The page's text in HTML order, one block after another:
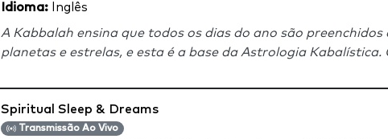
Idioma: Inglês
A Kabbalah ensina que todos os dias do ano são
planetas e estrelas, e esta é a base da Astrologia Kabalística.
Spiritual Sleep & Dreams
Transmissão Ao Vivo